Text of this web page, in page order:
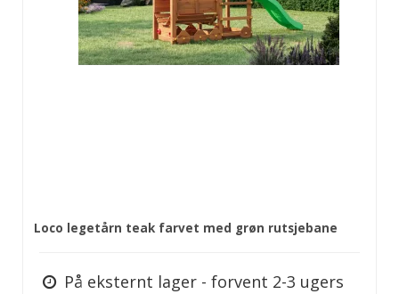
Loco legetårn teak farvet med grøn rutsjebane
På eksternt lager - forvent 2-3 ugers